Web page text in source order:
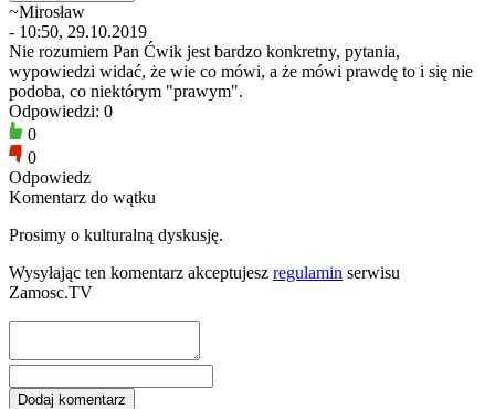
~Mirosław
- 10:50, 29.10.2019
Nie rozumiem Pan Ćwik jest bardzo konkretny, pytania,
wypowiedzi widać, że wie co mówi, a że mówi prawdę to i się nie
podoba, co niektórym "prawym".
Odpowiedzi: 0
0
0
Odpowiedz
Komentarz do wątku
Prosimy o kulturalną dyskusję.
Wysyłając ten komentarz akceptujesz regulamin serwisu
Zamosc.TV